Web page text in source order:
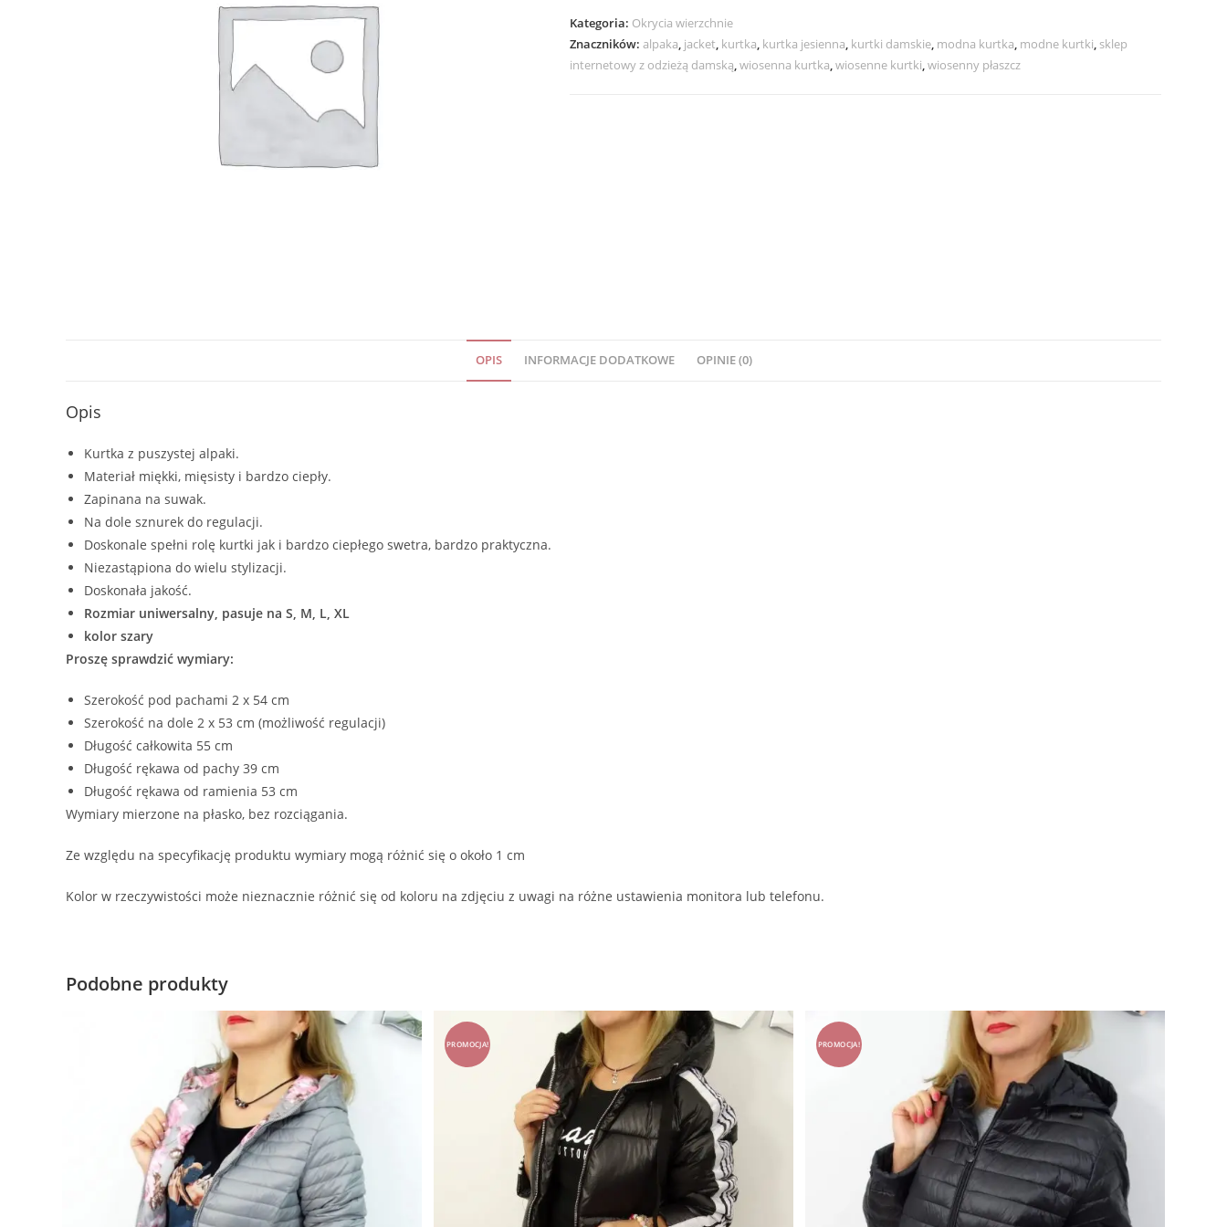
Kategoria: Okrycia wierzchnie
Znaczników: alpaka, jacket, kurtka, kurtka jesienna, kurtki damskie, modna kurtka, modne kurtki, sklep
internetowy z odzieżą damską,wiosenna kurtka,wiosenne kurtki,wiosenny płaszcz
OPIS INFORMACJE DODATKOWE OPINIE (0)
Opis
Kurtka z puszystej alpaki.
Materiał miękki, mięsisty i bardzo ciepły.
Zapinana na suwak.
Na dole sznurek do regulacji.
Doskonale spełni rolę kurtki jak i bardzo ciepłego swetra, bardzo praktyczna.
Niezastąpiona do wielu stylizacji.
Doskonała jakość.
Rozmiar uniwersalny, pasuje na S, M, L, XL
kolor szary
Proszę sprawdzić wymiary:
Szerokość pod pachami 2 x 54 cm
Szerokość na dole 2 x 53 cm (możliwość regulacji)
Długość całkowita 55 cm
Długość rękawa od pachy 39 cm
Długość rękawa od ramienia 53 cm
Wymiary mierzone na płasko, bez rozciągania.
Ze względu na specyfikację produktu wymiary mogą różnić się o około 1 cm
Kolor w rzeczywistości może nieznacznie różnić się od koloru na zdjęciu z uwagi na różne ustawienia monitora lub telefonu.
Podobne produkty
PROMOCJA! PROMOCJA!